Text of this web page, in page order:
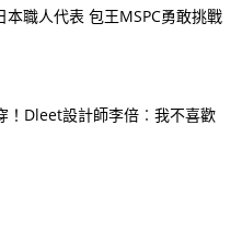
本職人代表 包王MSPC勇敢挑戰
！Dleet設計師李倍︰我不喜歡